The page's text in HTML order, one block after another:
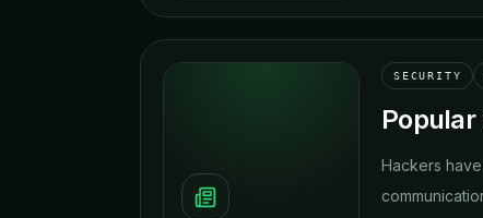
SECURITY
Hackers